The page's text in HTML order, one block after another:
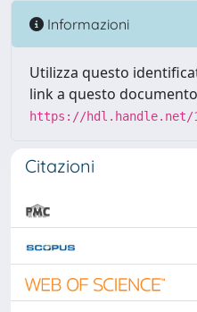
Informazioni
Utilizza questo
link a questo
https://hdl.handle.net/
Citazioni